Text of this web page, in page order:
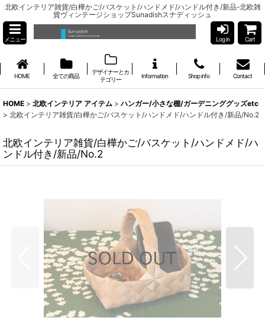
北欧インテリア雑貨/白樺かご/バスケット/ハンドメド/ハンドル付き/新品-北欧雑
貨ヴィンテージショップSunadishスナディッシュ
メニュー Log in Cart
HOME 全ての商品
デザイナーとカ
テゴリー
Information Shop info Contact
HOME > 北欧インテリア アイテム > ハンガー/小さな棚/ガーデニンググッズetc
> 北欧インテリア雑貨/白樺かご/バスケット/ハンドメド/ハンドル付き/新品/No.2
北欧インテリア雑貨/白樺かご/バスケット/ハンドメド/ハ
ンドル付き/新品/No.2